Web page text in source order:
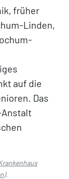
früher
Linden,
auf die
Das
Anstalt
).